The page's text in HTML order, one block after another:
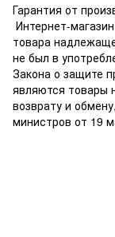
Гарантия от
Интернет-
товара
не был в
Закона о защите
являются товары
возврату и
министров от 19